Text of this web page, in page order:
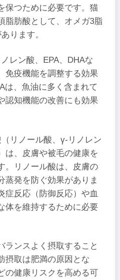
保つために必要です。猫
脂肪酸として、オメガ3脂
ります。
レン酸、EPA、DHAな
免疫機能を調整する効果
は、魚油に多く含まれて
認知機能の改善にも効果
リノール酸、γ-リノレン
は、皮膚や被毛の健康を
。リノール酸は、皮膚の
蒸発を防ぐ効果がありま
症反応（防御反応）や血
体を維持するために必要
ランスよく摂取すること
摂取は肥満の原因とな
の健康リスクを高める可